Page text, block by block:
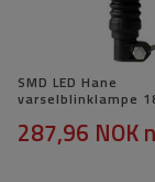
SMD LED Hane
varselblinklampe
287,96 NOK